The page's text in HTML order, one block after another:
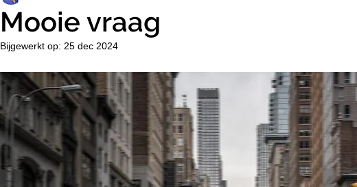
Mooie vraag
Bijgewerkt op: 25 dec 2024